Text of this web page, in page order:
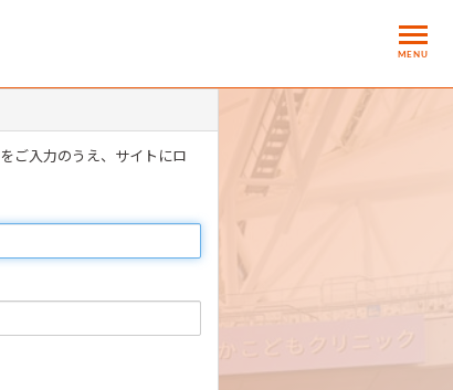
MENU
ご入力のうえ、サイトにロ